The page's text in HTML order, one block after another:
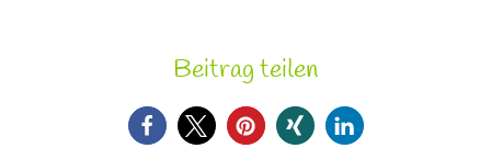
Beitrag teilen